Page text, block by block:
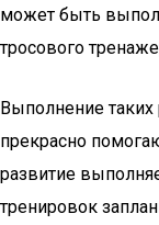
может быть
тросового
Выполнение таких
прекрасно
развитие
тренировок